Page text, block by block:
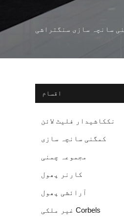
سانچہ سازی سنگتراشی
اقسام
نککاشیدار فلیٹ لائن
کمگنی سانچہ سازی
سنگتراشی
مجموعہ چمنی
کارنر پھول
آرائشی پھول
غیر ملکی Corbels